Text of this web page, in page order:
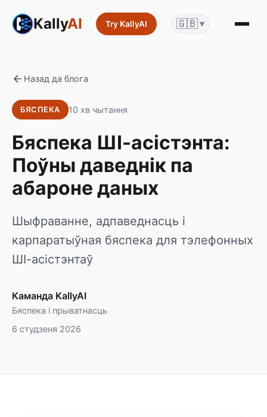
KallyAI Try KallyAI 🇬🇧 ▼
Назад да блога
БЯСПЕКА 10 хв чытання
Бяспека ШІ-асістэнта:
Поўны даведнік па
абароне даных
Шыфраванне, адпаведнасць і
карпаратыўная бяспека для тэлефонных
ШІ-асістэнтаў
Каманда KallyAI
Бяспека і прыватнасць
6 студзеня 2026